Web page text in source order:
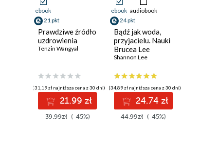
ebook
21 pkt
Prawdziwe źródło
uzdrowienia
Tenzin Wangyal
(31,19 zł najniższa cena z 30 dni)
21.99 zł
39.99zł (-45%)
ebook audiobook
24 pkt
Bądź jak woda,
przyjacielu. Nauki
Brucea Lee
Shannon Lee
(34,89 zł najniższa cena z 30 dni)
24.74 zł
44.99zł (-45%)